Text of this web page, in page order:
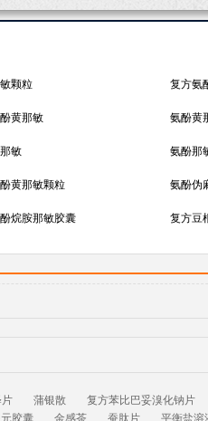
颗粒 复方氨
黄那敏 氨酚黄
敏 氨酚那
黄那敏颗粒 氨酚伪
烷胺那敏胶囊 复方豆
片 蒲银散 复方苯比巴妥溴化钠片
胶囊 金感茶 蚕肽片 平衡盐溶